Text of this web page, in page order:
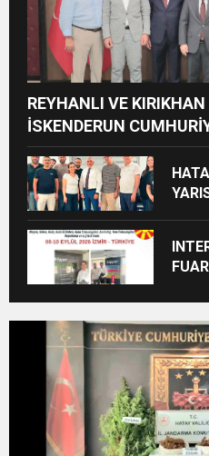
REYHANLI VE
İSKENDERUN
ZİYARET